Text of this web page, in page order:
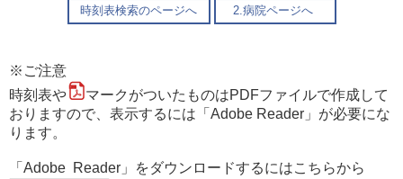
時刻表検索のページへ 2.病院ページへ
※ご注意
時刻表や
マークがついたものはPDFファイルで作成して
おりますので、表示するには「Adobe Reader」が必要にな
ります。
「Adobe Reader」をダウンロードするにはこちらから